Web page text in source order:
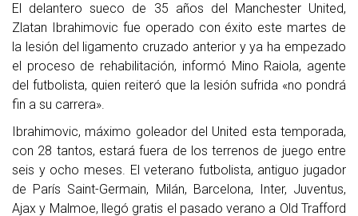
El delantero sueco de 35 años del Manchester United,
Zlatan Ibrahimovic fue operado con éxito este martes de
la lesión del ligamento cruzado anterior y ya ha empezado
el proceso de rehabilitación, informó Mino Raiola, agente
del futbolista, quien reiteró que la lesión sufrida «no pondrá
fin a su carrera».
Ibrahimovic, máximo goleador del United esta temporada,
con 28 tantos, estará fuera de los terrenos de juego entre
seis y ocho meses. El veterano futbolista, antiguo jugador
de París Saint-Germain, Milán, Barcelona, Inter, Juventus,
Ajax y Malmoe, llegó gratis el pasado verano a Old Trafford